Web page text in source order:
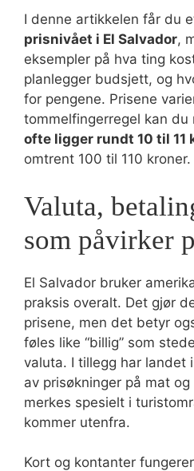
I denne artikkelen får du
prisnivået i El Salvador,
eksempler på hva ting
planlegger budsjett, og
for pengene. Prisene
tommelfingerregel kan du
ofte ligger rundt 10 til 11
omtrent 100 til 110 kroner.
Valuta,
som påvirker
El Salvador bruker
praksis overalt. Det gjør
prisene, men det betyr
føles like “billig” som
valuta. I tillegg har
av prisøkninger på mat
merkes spesielt i
kommer utenfra.
Kort og kontanter